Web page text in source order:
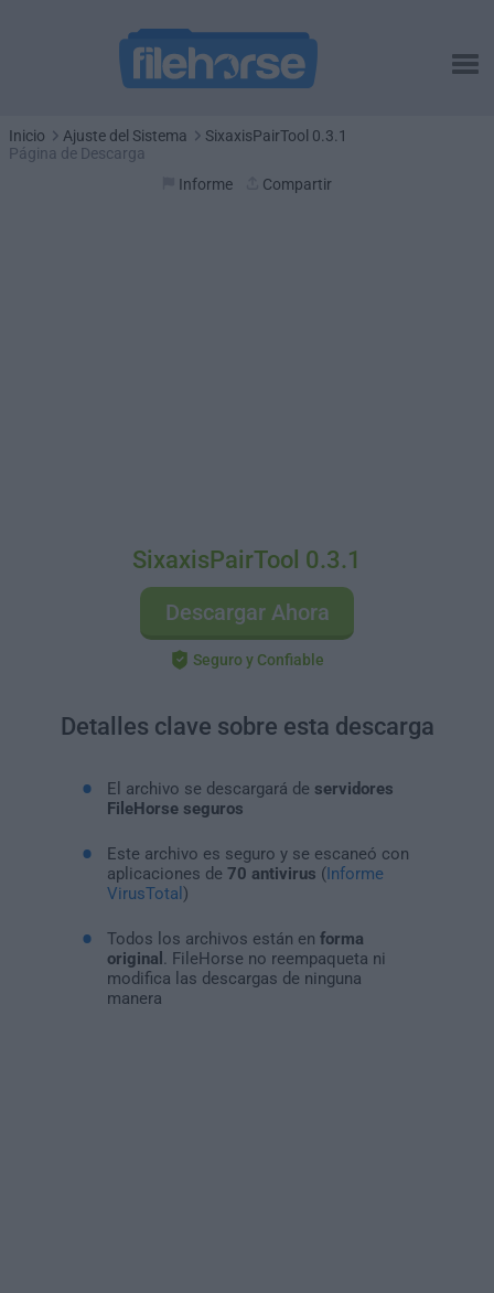
Inicio Ajuste del Sistema
SixaxisPairTool 0.3.1
Página de Descarga
Informe
Compartir
SixaxisPairTool 0.3.1
Descargar Ahora
Seguro y Confiable
Detalles clave sobre esta descarga
El archivo se descargará de servidores
FileHorse seguros
Este archivo es seguro y se escaneó con
aplicaciones de 70 antivirus (Informe
VirusTotal )
Todos los archivos están en forma
original
. FileHorse no reempaqueta ni
modifica las descargas de ninguna
manera